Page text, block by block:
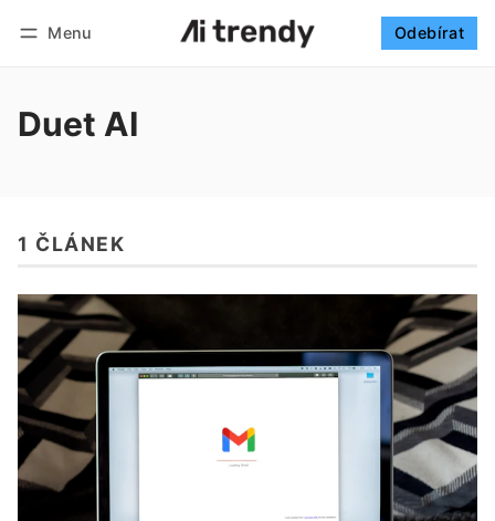
Menu Odebírat
Duet AI
1 ČLÁNEK